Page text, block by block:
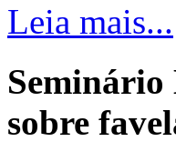
Leia mais...
Seminário
sobre